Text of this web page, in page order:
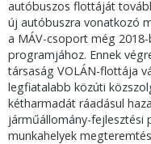
autóbuszos flottáját
új autóbuszra vonatkozó
a MÁV-csoport még
programjához. Ennek
társaság VOLÁN-flottája
legfiatalabb közúti
kétharmadát ráadásul
járműállomány-fejlesztési
munkahelyek